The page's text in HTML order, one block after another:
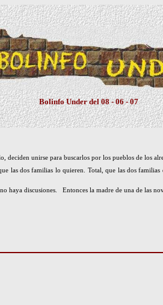
Bolinfo Under del 08 - 06 - 07
unirse para buscarlos por los pueblos de los
las dos familias lo quieren. Total, que las dos
haya discusiones. Entonces la madre de una de las